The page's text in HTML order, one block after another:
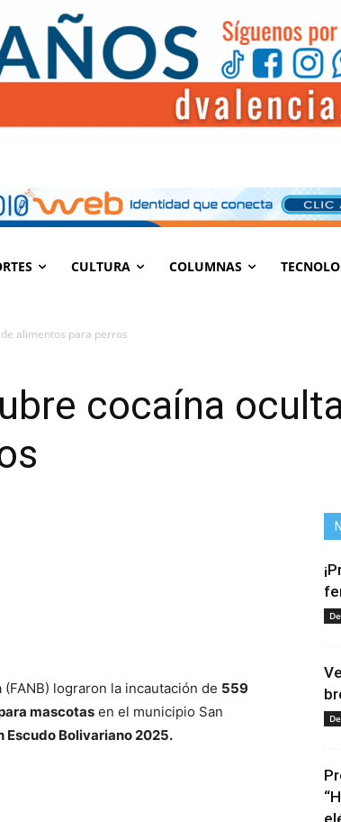
CULTURA COLUMNAS
alimentos para perros
cocaína
lograron la incautación de 559
mascotas en el municipio San
Escudo Bolivariano 2025.